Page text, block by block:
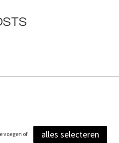
voegen of alles selecteren